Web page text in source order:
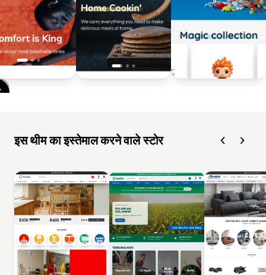
इस थीम का इस्तेमाल करने वाले स्टोर